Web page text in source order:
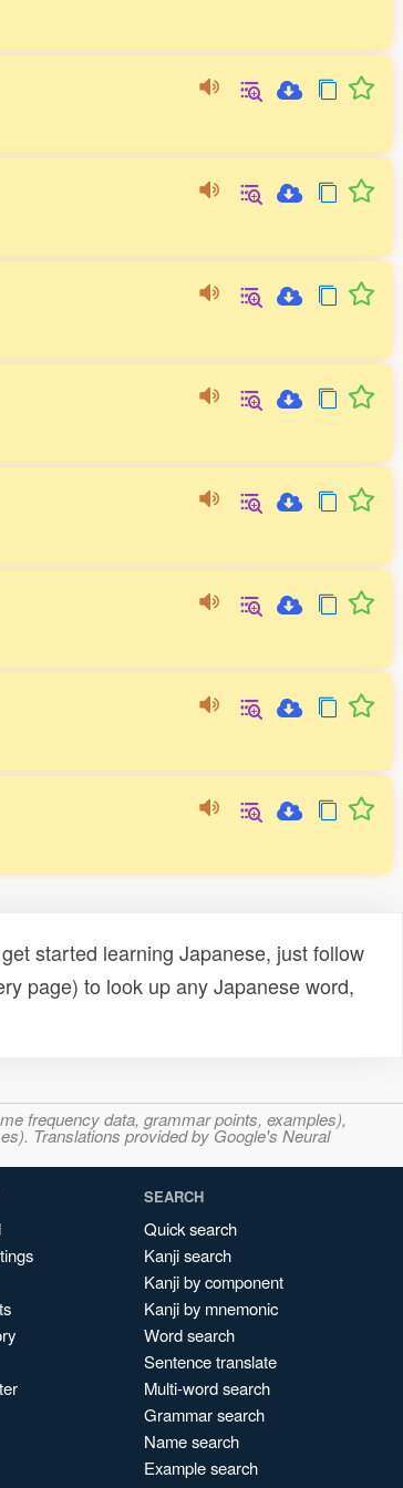
started learning Japanese, just follow
page) to look up any Japanese word,
frequency data, grammar points, examples),
Translations provided by Google's Neural
SEARCH
Quick search
Kanji search
Kanji by component
Kanji by mnemonic
Word search
Sentence translate
Multi-word search
Grammar search
Name search
Example search